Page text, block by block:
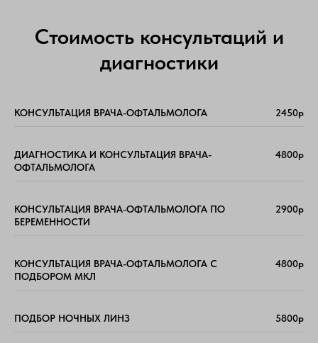
Стоимость консультаций и
диагностики
КОНСУЛЬТАЦИЯ ВРАЧА-ОФТАЛЬМОЛОГА 2450р
ДИАГНОСТИКА И КОНСУЛЬТАЦИЯ ВРАЧА-
ОФТАЛЬМОЛОГА
4800р
КОНСУЛЬТАЦИЯ ВРАЧА-ОФТАЛЬМОЛОГА ПО
БЕРЕМЕННОСТИ
2900р
КОНСУЛЬТАЦИЯ ВРАЧА-ОФТАЛЬМОЛОГА С
ПОДБОРОМ МКЛ
4800р
ПОДБОР НОЧНЫХ ЛИНЗ 5800р